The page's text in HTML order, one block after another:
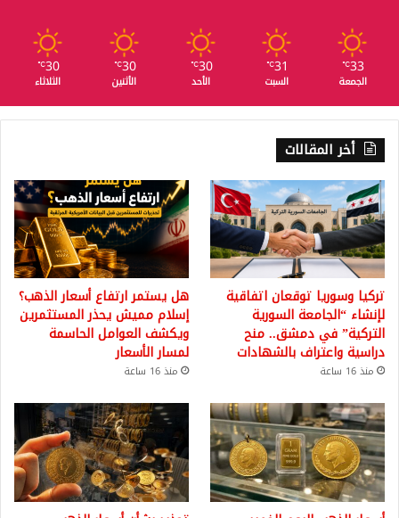
33
℃
الجمعة
31
℃
السبت
30
℃
الأحد
30
℃
الأثنين
30
℃
الثلاثاء
أخر المقالات
تركيا وسوريا توقعان اتفاقية
لإنشاء “الجامعة السورية
التركية” في دمشق.. منح
دراسية واعتراف بالشهادات
منذ 16 ساعة
هل يستمر ارتفاع أسعار الذهب؟
إسلام مميش يحذر المستثمرين
ويكشف العوامل الحاسمة
لمسار الأسعار
منذ 16 ساعة